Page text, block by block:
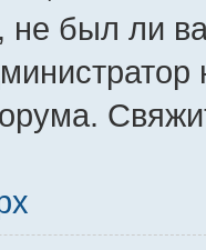
не был ли